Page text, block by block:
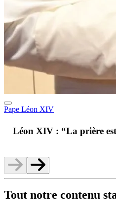
Pape Léon XIV
Léon XIV : “La prière est
Tout notre contenu